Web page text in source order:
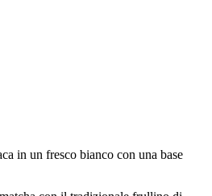
in un fresco bianco con una base